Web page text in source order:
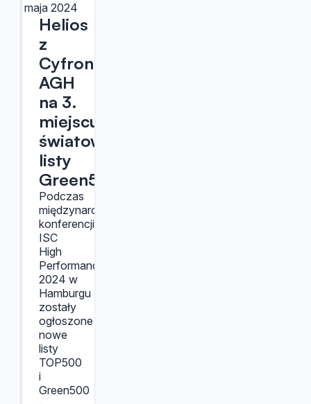
15 maja 2024
Helios
z
Cyfronetu
AGH
na 3.
miejscu
światowej
listy
Green500
Podczas
międzynarodowej
konferencji
ISC
High
Performance
2024 w
Hamburgu
zostały
ogłoszone
nowe
listy
TOP500
i
Green500